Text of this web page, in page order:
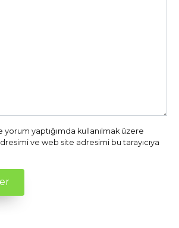
yorum yaptığımda kullanılmak üzere
ve web site adresimi bu tarayıcıya